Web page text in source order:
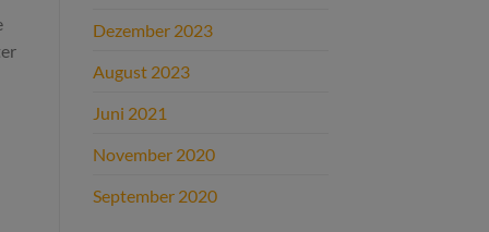
Dezember 2023
August 2023
Juni 2021
November 2020
September 2020